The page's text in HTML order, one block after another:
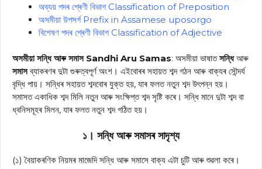
অব্যয় পদৰ শ্ৰেণী বিভাগ Classification of Preposition
অসমীয়া উপসৰ্গ Prefix in Assamese uposorgo
বিশেষণ পদৰ শ্ৰেণী বিভাগ Classification of Adjective
অসমীয়া সন্ধি আৰু সমাস Sandhi Aru Samas: অসমীয়া ভাষাতসন্ধিআৰু
সমাসব্যাকৰণৰ দুটা গুৰুত্বপূর্ণ অংশ। এইবোৰৰ সহায়ত শব্দ গঠন আৰু বাক্যৰ সৌন্দৰ্য
বৃদ্ধি পায়। সন্ধিৰ সহায়ত শব্দবোৰ যুক্ত হয়, যাৰ ফলত নতুন শব্দ উৎপন্ন হয়।
সমাসত একাধিক শব্দ মিলি নতুন আৰু সংক্ষিপ্ত শব্দ সৃষ্টি কৰে। সন্ধি মানে দুটা শব্দ বা
ধ্বনিসমূহৰ মিলন, যাৰ ফলত নতুন শব্দ গঠিত হয়।
১। সন্ধি আৰু সমাসৰ সাদৃশ্য
(১) বৈয়াকৰণিক নিয়মৰ মাজেদি সন্ধি আৰু সমাসে বাক্য এটা চুটি আৰু শুৱলা কৰে।